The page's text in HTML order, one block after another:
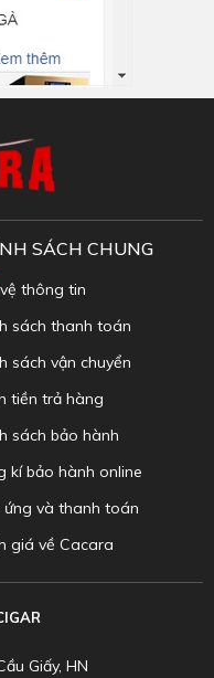
SÁCH CHUNG
thông tin
sách thanh toán
sách vận chuyển
tiền trả hàng
sách bảo hành
kí bảo hành online
ứng và thanh toán
giá về Cacara
Giấy, HN